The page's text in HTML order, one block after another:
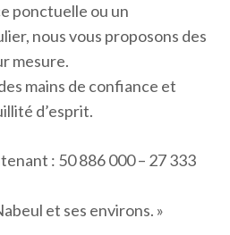
ponctuelle ou un
nous vous proposons des
mesure.
mains de confiance et
d’esprit.
: 50 886 000 – 27 333
et ses environs. »